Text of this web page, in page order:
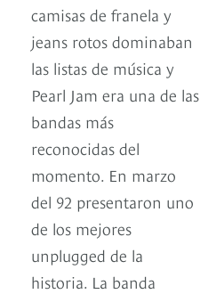
camisas de franela y
jeans rotos dominaban
las listas de música y
Pearl Jam era una de las
bandas más
reconocidas del
momento. En marzo
del 92 presentaron uno
de los mejores
unplugged de la
historia. La banda